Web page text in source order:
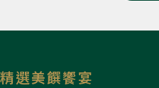
精選美饌饗宴